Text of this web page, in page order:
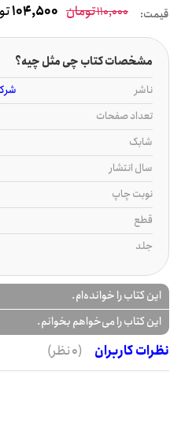
قیمت: 110,000تومان 104,500
مشخصات کتاب چی مثل چیه؟
ناشر
تعداد صفحات
شابک
سال انتشار
نوبت چاپ
قطع
جلد
این کتاب را خوانده‌ام.
این کتاب را می‌خواهم بخوانم.
نظرات کاربران
(0 نظر)